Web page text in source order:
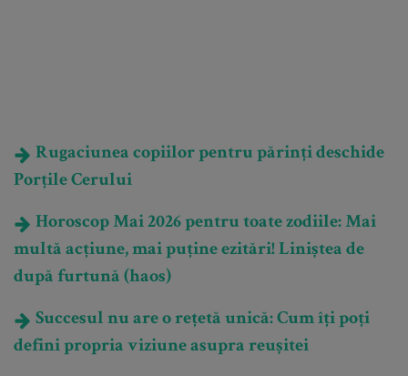
Rugaciunea copiilor pentru părinți deschide
Porțile Cerului
Horoscop Mai 2026 pentru toate zodiile: Mai
multă acțiune, mai puține ezitări! Liniștea de
după furtună (haos)
Succesul nu are o rețetă unică: Cum îți poți
defini propria viziune asupra reușitei